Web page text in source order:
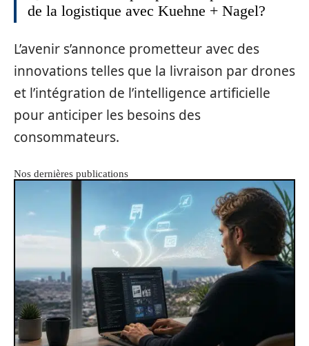
de la logistique avec Kuehne + Nagel?
L’avenir s’annonce prometteur avec des
innovations telles que la livraison par drones
et l’intégration de l’intelligence artificielle
pour anticiper les besoins des
consommateurs.
Nos dernières publications